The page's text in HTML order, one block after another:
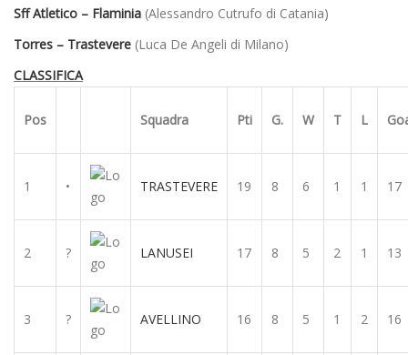
Sff Atletico – Flaminia (Alessandro Cutrufo di Catania)
Torres – Trastevere (Luca De Angeli di Milano)
CLASSIFICA
Pos Squadra Pti G. W T L
1 • TRASTEVERE 19 8 6 1 1 17
2 ? LANUSEI 17 8 5 2 1 13
3 ? AVELLINO 16 8 5 1 2 16